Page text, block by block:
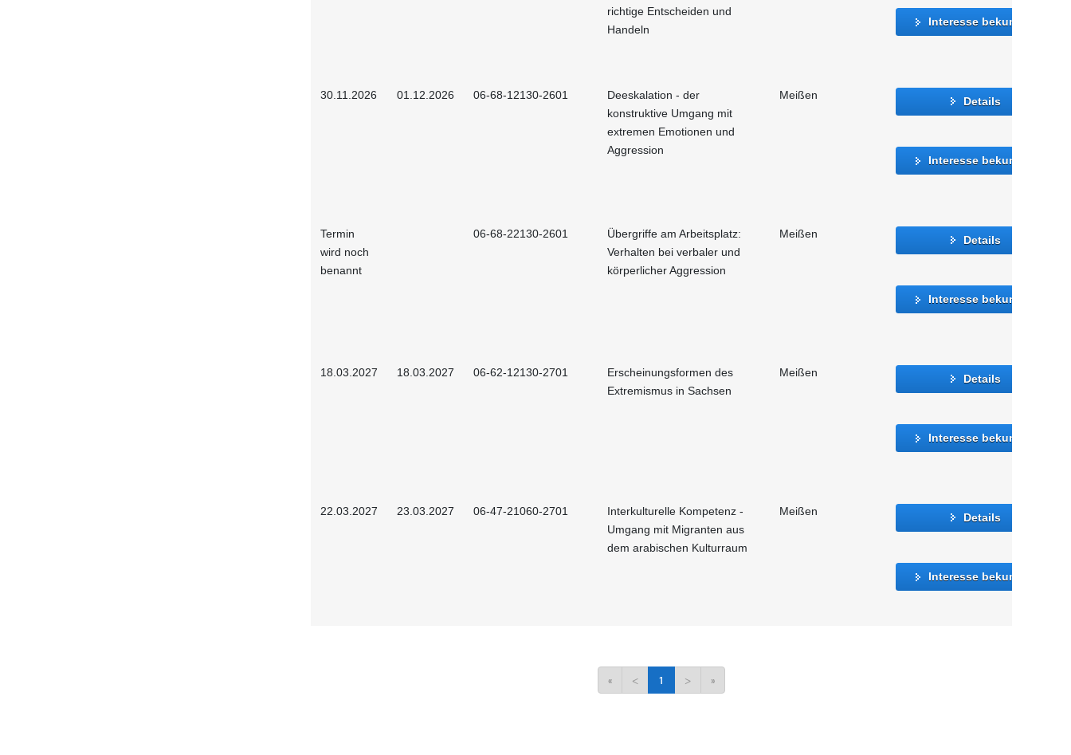
richtige Entscheiden und
Handeln
Interesse bekunden
30.11.2026 01.12.2026 06-68-12130-2601
Deeskalation - der
konstruktive Umgang mit
extremen Emotionen und
Aggression
Meißen Details
Interesse bekunden
Termin
wird noch
benannt
06-68-22130-2601
Übergriffe am Arbeitsplatz:
Verhalten bei verbaler und
körperlicher Aggression
Meißen Details
Interesse bekunden
18.03.2027 18.03.2027 06-62-12130-2701
Erscheinungsformen des
Extremismus in Sachsen
Meißen Details
Interesse bekunden
22.03.2027 23.03.2027 06-47-21060-2701
Interkulturelle Kompetenz -
Umgang mit Migranten aus
dem arabischen Kulturraum
Meißen Details
Interesse bekunden
« < 1 > »